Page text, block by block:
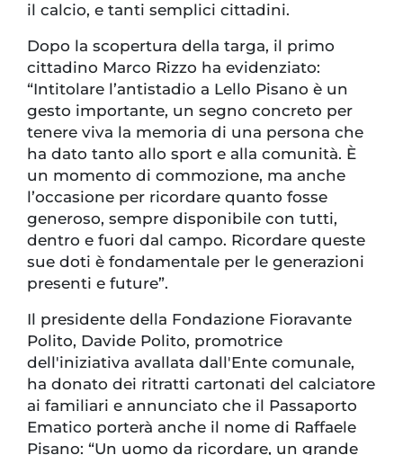
il calcio, e tanti semplici cittadini.
Dopo la scopertura della targa, il primo
cittadino Marco Rizzo ha evidenziato:
“Intitolare l’antistadio a Lello Pisano è un
gesto importante, un segno concreto per
tenere viva la memoria di una persona che
ha dato tanto allo sport e alla comunità. È
un momento di commozione, ma anche
l’occasione per ricordare quanto fosse
generoso, sempre disponibile con tutti,
dentro e fuori dal campo. Ricordare queste
sue doti è fondamentale per le generazioni
presenti e future”.
Il presidente della Fondazione Fioravante
Polito, Davide Polito, promotrice
dell'iniziativa avallata dall'Ente comunale,
ha donato dei ritratti cartonati del calciatore
ai familiari e annunciato che il Passaporto
Ematico porterà anche il nome di Raffaele
Pisano: “Un uomo da ricordare, un grande